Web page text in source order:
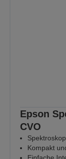
Epson
CVO
Kompakt
Einfache